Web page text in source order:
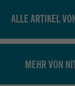
ALLE ARTIKEL
MEHR VON